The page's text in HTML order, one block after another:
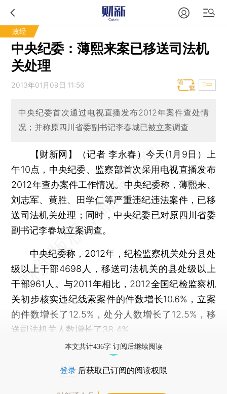
政经
中央纪委：薄熙来案已移送司法机
关处理
2013年01月09日 11:56 T中
中央纪委首次通过电视直播发布2012年案件查处情
况；并称原四川省委副书记李春城已被立案调查
【财新网】（记者 李永春）今天(1月9日）上
午10点，中央纪委、监察部首次采用电视直播发布
2012年查办案件工作情况。中央纪委称，薄熙来、
刘志军、黄胜、田学仁等严重违纪违法案件，已移
送司法机关处理；同时，中央纪委已对原四川省委
副书记李春城立案调查。
中央纪委称，2012年，纪检监察机关处分县处
级以上干部4698人，移送司法机关的县处级以上
干部961人。与2011年相比，2012全国纪检监察机
关初步核实违纪线索案件的件数增长10.6%，立案
的件数增长了12.5%，处分人数增长了12.5%，移
送司法机关人数增长了38.4%。
本文共计436字 订阅后继续阅读
登录 后获取已订阅的阅读权限